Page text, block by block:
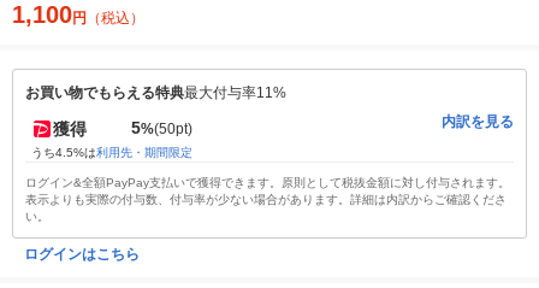
1,100円 （税込）
お買い物でもらえる特典最大付与率11%
獲得 5%(50pt)
うち4.5%は利用先・期間限定
内訳を見る
ログイン&全額PayPay支払いで獲得できます。原則として税抜金額に対し付与されます。
表示よりも実際の付与数、付与率が少ない場合があります。詳細は内訳からご確認くださ
い。
ログインはこちら